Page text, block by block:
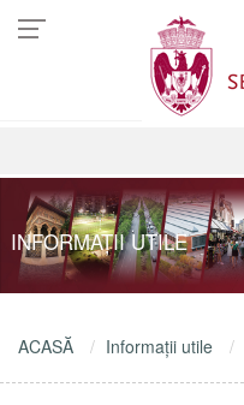
INFORMAŢII UTILE
ACASĂ Informaţii utile